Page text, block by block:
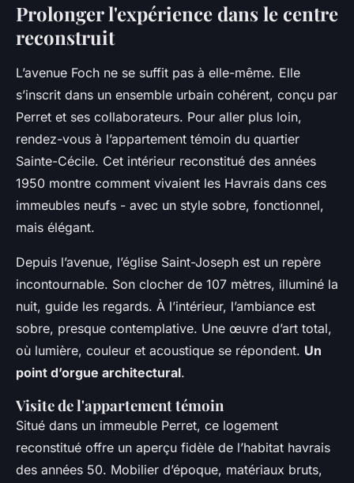
Prolonger l'expérience dans le centre
reconstruit
L’avenue Foch ne se suffit pas à elle-même. Elle
s’inscrit dans un ensemble urbain cohérent, conçu par
Perret et ses collaborateurs. Pour aller plus loin,
rendez-vous à l’appartement témoin du quartier
Sainte-Cécile. Cet intérieur reconstitué des années
1950 montre comment vivaient les Havrais dans ces
immeubles neufs - avec un style sobre, fonctionnel,
mais élégant.
Depuis l’avenue, l’église Saint-Joseph est un repère
incontournable. Son clocher de 107 mètres, illuminé la
nuit, guide les regards. À l’intérieur, l’ambiance est
sobre, presque contemplative. Une œuvre d’art total,
où lumière, couleur et acoustique se répondent. Un
point d’orgue architectural.
Visite de l'appartement témoin
Situé dans un immeuble Perret, ce logement
reconstitué offre un aperçu fidèle de l’habitat havrais
des années 50. Mobilier d’époque, matériaux bruts,